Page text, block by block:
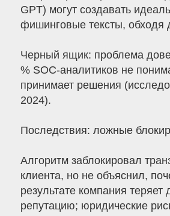
GPT) могут создавать
фишинговые тексты, обходя
Черный ящик: проблема
% SOC-аналитиков не
принимает решения
2024).
Последствия: ложные
Алгоритм заблокировал
клиента, но не объяснил,
результате компания теряет
репутацию; юридические